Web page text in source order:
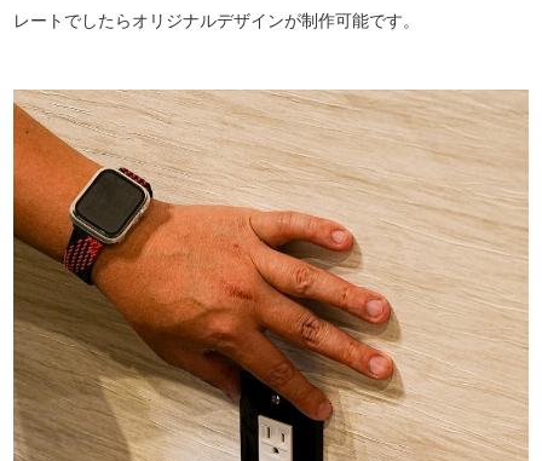
レートでしたらオリジナルデザインが制作可能です。